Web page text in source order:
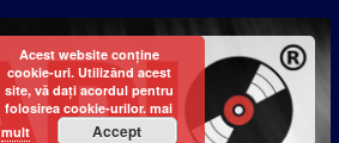
Acest website conține
cookie-uri. Utilizând acest
site, vă dați acordul pentru
folosirea cookie-urilor. mai
mult
Accept